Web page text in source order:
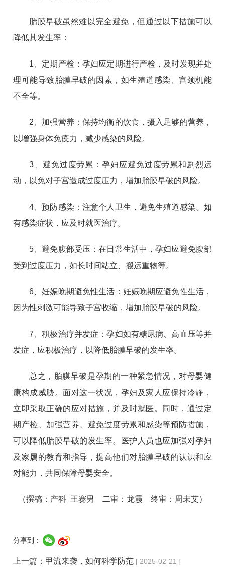
胎膜早破虽然难以完全避免，但通过以下措施可以
降低其发生率：
1、定期产检：孕妇应定期进行产检，及时发现并处
理可能导致胎膜早破的因素，如生殖道感染、宫颈机能
不全等。
2、加强营养：保持均衡的饮食，摄入足够的营养，
以增强身体免疫力，减少感染的风险。
3、避免过度劳累：孕妇应避免过度劳累和剧烈运
动，以免对子宫造成过度压力，增加胎膜早破的风险。
4、预防感染：注意个人卫生，避免生殖道感染。如
有感染症状， 应及时就医治疗。
5、避免腹部受压：在日常生活中，孕妇应避免腹部
受到过度压力，如长时间站立、搬运重物等。
6、妊娠晚期避免性生活：妊娠晚期应避免性生活，
因为性刺激可能导致子宫收缩，增加胎膜早破的风险。
7、积极治疗并发症：孕妇如有糖尿病、高血压等并
发症，应积极治疗，以降低胎膜早破的发生率。
总之，胎膜早破是孕期的一种紧急情况，对母婴健
康构成威胁。面对这一状况，孕妇及家人应保持冷静，
立即采取正确的应对措施，并及时就医。同时，通过定
期产检、加强营养、避免过度劳累和感染等预防措施，
可以降低胎膜早破的发生率。医护人员也应加强对孕妇
及家属的教育和指导，提高他们对胎膜早破的认识和应
对能力，共同保障母婴安全。
（撰稿：产科 王赛男 二审：龙霞 终审：周未艾）
分享到：
上一篇： 甲流来袭，如何科学防范 [ 2025-02-21 ]